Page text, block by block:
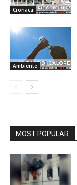
Cronaca
Ambiente
MOST POPULAR